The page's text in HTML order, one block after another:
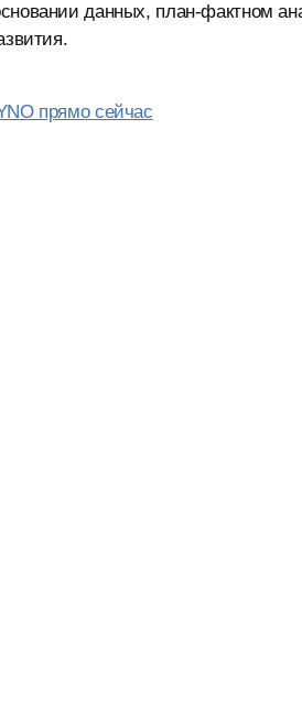
данных, план-фактном
прямо сейчас